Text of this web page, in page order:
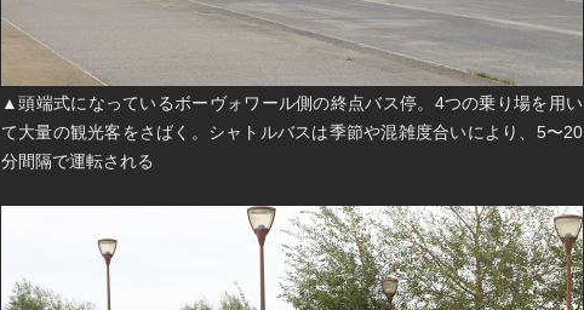
▲頭端式になっているボーヴォワール側の終点バス停。4つの乗り場を用い
て大量の観光客をさばく。シャトルバスは季節や混雑度合いにより、5〜20
分間隔で運転される